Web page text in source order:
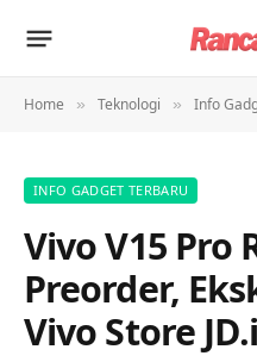
Home » Teknologi » Info
INFO GADGET TERBARU
Vivo V15 Pro
Preorder,
Vivo Store